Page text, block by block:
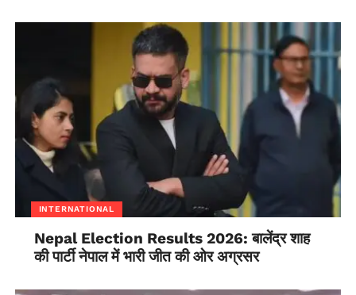
INTERNATIONAL
Nepal Election Results 2026: बालेंद्र शाह
की पार्टी नेपाल में भारी जीत की ओर अग्रसर